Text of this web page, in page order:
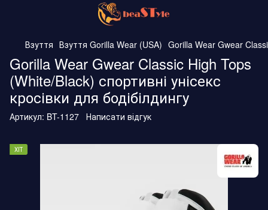
Взуття Взуття Gorilla Wear (USA) Gorilla Wear Gwear
Gorilla Wear Gwear Classic High Tops
(White/Black) спортивні унісекс
кросівки для бодібілдингу
Артикул: BT-1127 Написати відгук
ХІТ